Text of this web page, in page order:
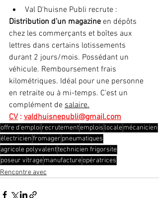
Val D'huisne Publi recrute :
Distribution d’un magazine en dépôts
chez les commerçants et boîtes aux
lettres dans certains lotissements
durant 2 jours/mois. Possédant un
véhicule. Remboursement frais
kilométriques. Idéal pour une personne
en retraite ou à mi-temps. C’est un
complément de salaire.
CV : valdhuisnepubli@gmail.com
offre d'emploi recrutementemplois localemécanicien
électricienfromager pneumatiques
agricole polyvalenttechnicien frigorsite
poseur vitragemanufactureopératrices
Rencontre avec